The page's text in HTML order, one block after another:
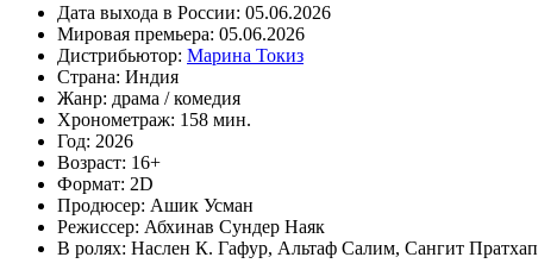
Дата выхода в России: 05.06.2026
Мировая премьера: 05.06.2026
Дистрибьютор: Марина Токиз
Страна: Индия
Жанр: драма /комедия
Хронометраж: 158 мин.
Год: 2026
Возраст: 16+
Формат: 2D
Продюсер: Ашик Усман
Режиссер: Абхинав Сундер Наяк
В ролях: Наслен К. Гафур, Альтаф Салим, Сангит Пратхап